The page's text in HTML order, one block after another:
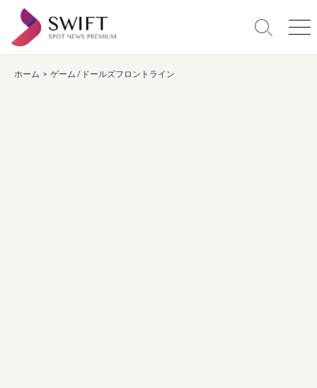
テ
検
メ
ホーム > ゲーム / ドールズフロントライン